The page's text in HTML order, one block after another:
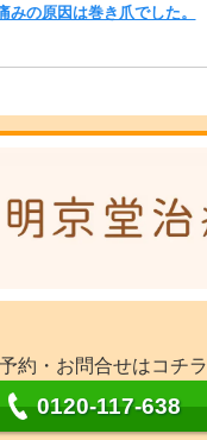
みの原因は巻き爪でした。
約・お問合せはコチラ
0120-117-638